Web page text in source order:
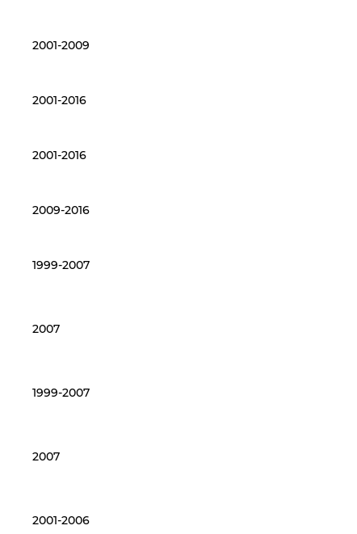
2001-2009
2001-2016
2001-2016
2009-2016
1999-2007
2007
1999-2007
2007
2001-2006